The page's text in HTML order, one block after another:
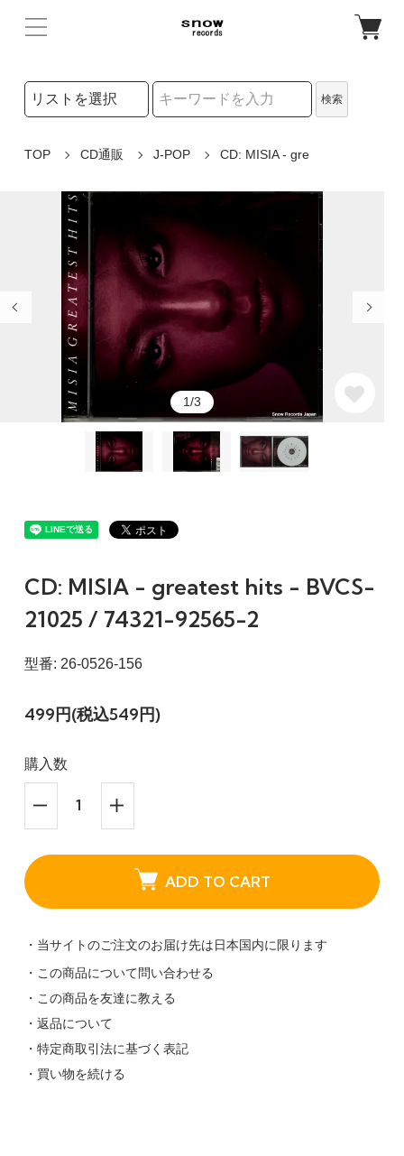
検索リストの選択
検索
TOP CD通販 J-POP CD: MISIA - gre
1/3
CD: MISIA - greatest hits - BVCS-
21025 / 74321-92565-2
型番: 26-0526-156
499円(税込549円)
購入数
ADD TO CART
・当サイトのご注文のお届け先は日本国内に限ります
・この商品について問い合わせる
・この商品を友達に教える
・返品について
・特定商取引法に基づく表記
・買い物を続ける